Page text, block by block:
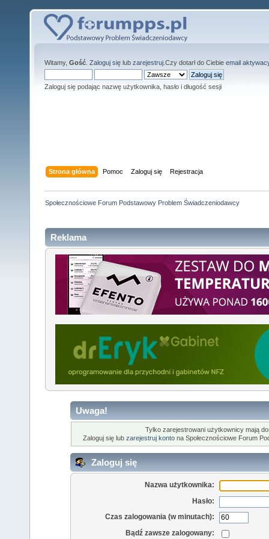
Witamy, Gość Zaloguj się lub zarejestruj .Czy dotarł do Ciebie email
Zaloguj się podając nazwę użytkownika, hasło i długość sesji
Strona główna Pomoc Zaloguj się Rejestracja
Społecznościowe Forum Podstawowy Problem Świadczeniodawcy
Reklama
Uwaga!
Tylko zarejestrowani użytkownicy mają
Zaloguj się lub zarejestruj konto na Społecznościowe Forum
Zaloguj się
Nazwa użytkownika:
Hasło:
Czas zalogowania (w minutach):
Bądź zawsze zalogowany: